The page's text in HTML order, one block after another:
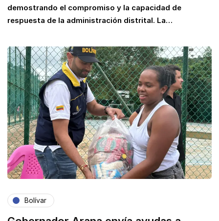
demostrando el compromiso y la capacidad de
respuesta de la administración distrital. La…
Bolívar